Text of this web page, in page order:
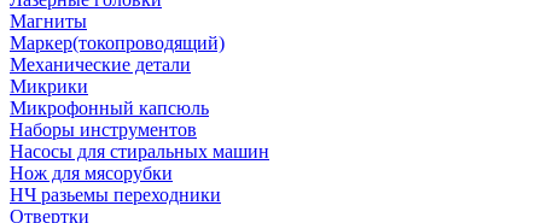
Магниты
Маркер(токопроводящий)
Механические детали
Микрики
Микрофонный капсюль
Наборы инструментов
Насосы для стиральных машин
Нож для мясорубки
НЧ разьемы переходники
Отвертки